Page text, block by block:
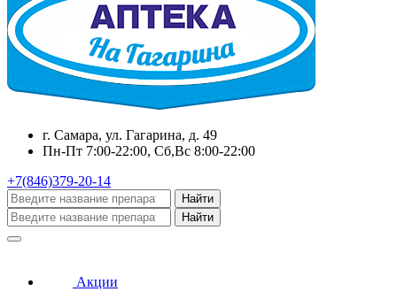
г. Самара, ул. Гагарина, д. 49
Пн-Пт 7:00-22:00, Сб,Вс 8:00-22:00
+7(846)379-20-14
Найти
Найти
Акции